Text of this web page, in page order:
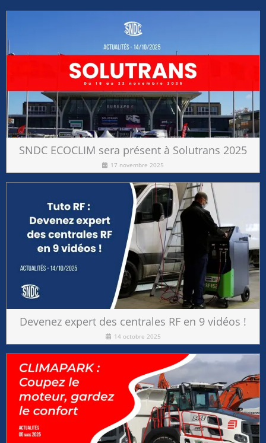
SNDC ECOCLIM sera présent à Solutrans 2025
17 novembre 2025
Devenez expert des centrales RF en 9 vidéos !
14 octobre 2025